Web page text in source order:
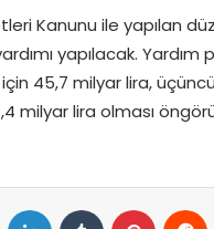
Kanunu ile yapılan
yapılacak. Yardım
için 45,7 milyar lira,
milyar lira olması
LinkedIn Tumblr Pinterest